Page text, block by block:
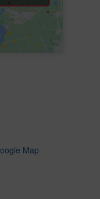
Map